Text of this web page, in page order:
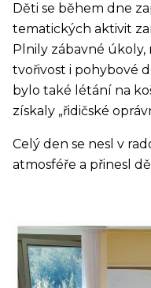
Děti se během dne
tematických aktivit
Plnily zábavné úkoly,
tvořivost i pohybové
bylo také létání na
získaly „řidičské
Celý den se nesl v
atmosféře a přinesl